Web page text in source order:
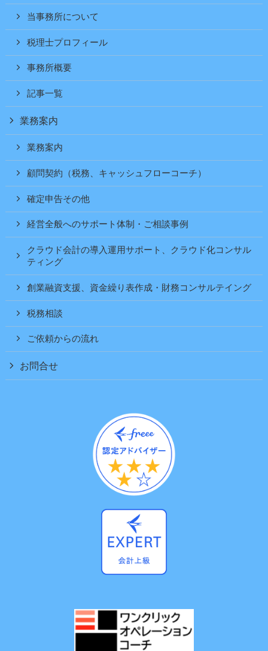
当事務所について
税理士プロフィール
事務所概要
記事一覧
業務案内
業務案内
顧問契約（税務、キャッシュフローコーチ）
確定申告その他
経営全般へのサポート体制・ご相談事例
クラウド会計の導入運用サポート、クラウド化コンサル
ティング
創業融資支援、資金繰り表作成・財務コンサルテイング
税務相談
ご依頼からの流れ
お問合せ